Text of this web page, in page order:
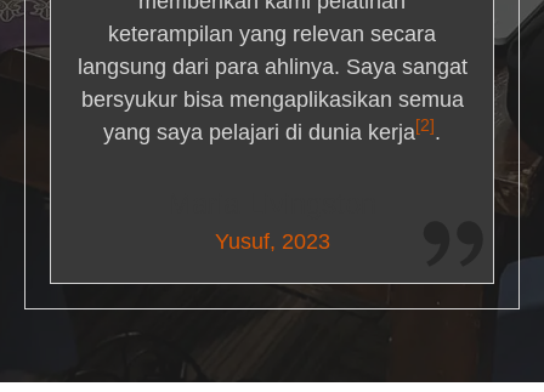
keterampilan yang relevan secara
langsung dari para ahlinya. Saya sangat
bersyukur bisa mengaplikasikan semua
yang saya pelajari di dunia kerja[2] .
Yusuf, 2023